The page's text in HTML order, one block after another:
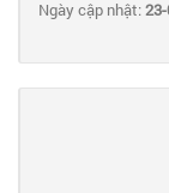
Ngày cập nhật: